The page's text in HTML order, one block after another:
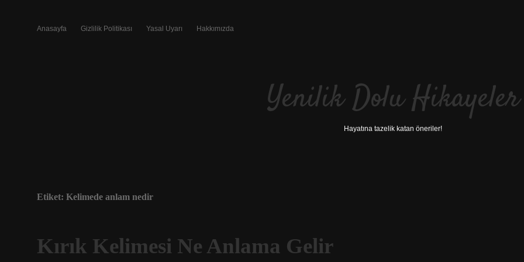
Anasayfa Gizlilik Politikası Yasal Uyarı Hakkımızda
Yenilik Dolu Hikayeler
Hayatına tazelik katan öneriler!
Etiket: Kelimede anlam nedir
Kırık Kelimesi Ne Anlama Gelir